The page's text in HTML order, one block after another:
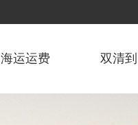
海运运费 双清